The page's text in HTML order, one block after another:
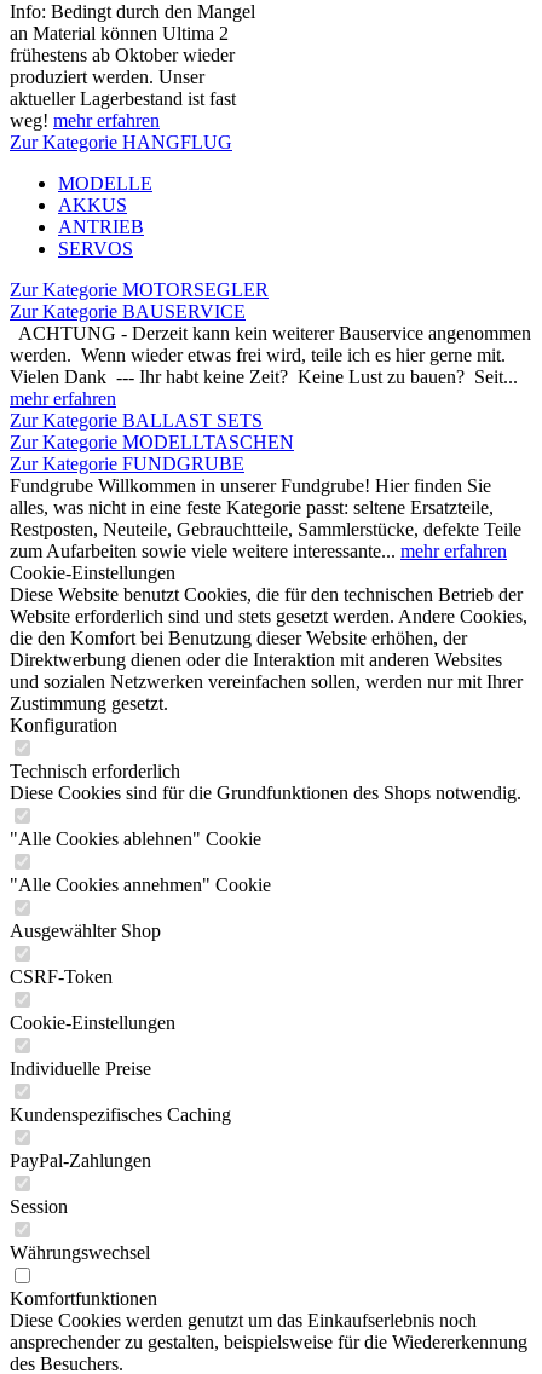
Info: Bedingt durch den Mangel
an Material können Ultima 2
frühestens ab Oktober wieder
produziert werden. Unser
aktueller Lagerbestand ist fast
weg! mehr erfahren
Zur Kategorie HANGFLUG
MODELLE
AKKUS
ANTRIEB
SERVOS
Zur Kategorie MOTORSEGLER
Zur Kategorie BAUSERVICE
ACHTUNG - Derzeit kann kein weiterer Bauservice angenommen
werden. Wenn wieder etwas frei wird, teile ich es hier gerne mit.
Vielen Dank --- Ihr habt keine Zeit? Keine Lust zu bauen? Seit...
mehr erfahren
Zur Kategorie BALLAST SETS
Zur Kategorie MODELLTASCHEN
Zur Kategorie FUNDGRUBE
Fundgrube Willkommen in unserer Fundgrube! Hier finden Sie
alles, was nicht in eine feste Kategorie passt: seltene Ersatzteile,
Restposten, Neuteile, Gebrauchtteile, Sammlerstücke, defekte Teile
zum Aufarbeiten sowie viele weitere interessante... mehr erfahren
Cookie-Einstellungen
Diese Website benutzt Cookies, die für den technischen Betrieb der
Website erforderlich sind und stets gesetzt werden. Andere Cookies,
die den Komfort bei Benutzung dieser Website erhöhen, der
Direktwerbung dienen oder die Interaktion mit anderen Websites
und sozialen Netzwerken vereinfachen sollen, werden nur mit Ihrer
Zustimmung gesetzt.
Konfiguration
Technisch erforderlich
Diese Cookies sind für die Grundfunktionen des Shops notwendig.
"Alle Cookies ablehnen" Cookie
"Alle Cookies annehmen" Cookie
Ausgewählter Shop
CSRF-Token
Cookie-Einstellungen
Individuelle Preise
Kundenspezifisches Caching
PayPal-Zahlungen
Session
Währungswechsel
Komfortfunktionen
Diese Cookies werden genutzt um das Einkaufserlebnis noch
ansprechender zu gestalten, beispielsweise für die Wiedererkennung
des Besuchers.